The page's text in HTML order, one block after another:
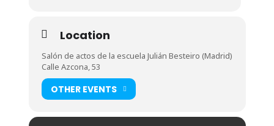
Location
Salón de actos de la escuela Julián Besteiro (Madrid)
Calle Azcona, 53
OTHER EVENTS